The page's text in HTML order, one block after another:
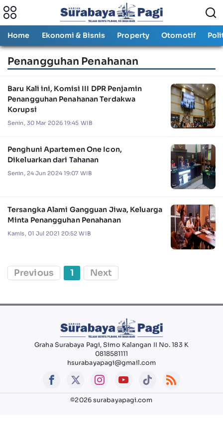
Home Ekonomi & Bisnis Property Otomotif
Penangguhan Penahanan
Baru Kali ini, Komisi III DPR Penjamin
Penangguhan Penahanan Terdakwa
Korupsi
Senin, 30 Mar 2026 19:45 WIB
Penghuni Apartemen One Icon,
Dikeluarkan dari Tahanan
Senin, 24 Jun 2024 19:07 WIB
Tersangka Alami Gangguan Jiwa, Keluarga
Minta Penangguhan Penahanan
Kamis, 01 Jul 2021 20:52 WIB
Previous 1 Next
Graha Surabaya Pagi, Simo Kalangan II No. 183 K
0818581111
hsurabayapagi@gmail.com
©2026 surabayapagi.com